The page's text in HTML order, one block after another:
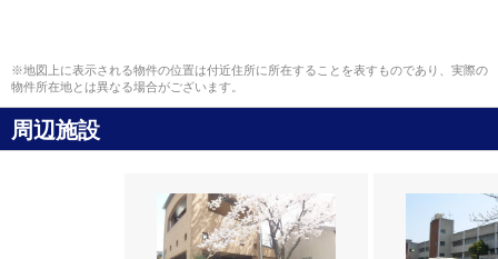
※地図上に表示される物件の位置は付近住所に所在することを表すものであり、実際の
物件所在地とは異なる場合がございます。
周辺施設